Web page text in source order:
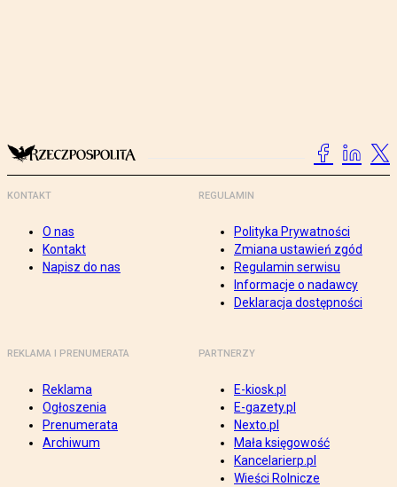
KONTAKT
O nas
Kontakt
Napisz do nas
REGULAMIN
Polityka Prywatności
Zmiana ustawień zgód
Regulamin serwisu
Informacje o nadawcy
Deklaracja dostępności
REKLAMA I PRENUMERATA
Reklama
Ogłoszenia
Prenumerata
Archiwum
PARTNERZY
E-kiosk.pl
E-gazety.pl
Nexto.pl
Mała księgowość
Kancelarierp.pl
Wieści Rolnicze